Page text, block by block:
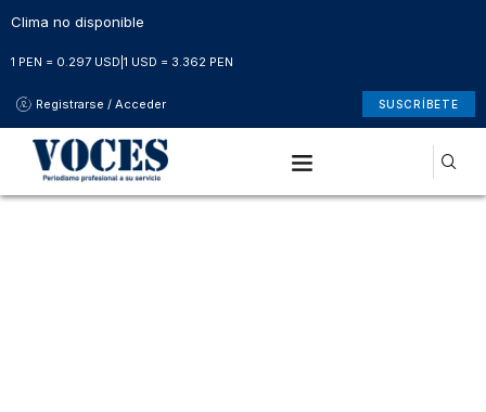
Clima no disponible
1 PEN = 0.297 USD 1 USD = 3.362 PEN
Registrarse / Acceder SUSCRÍBETE